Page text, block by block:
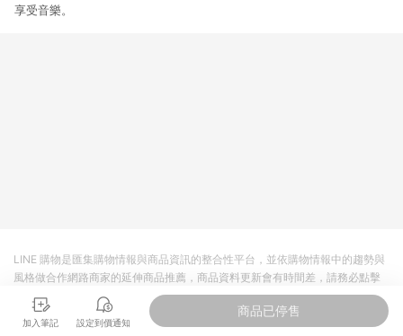
享受音樂。
加入筆記 設定到價通知
商品已停售
LINE 購物是匯集購物情報與商品資訊的整合性平台，並依購物情報中的趨勢與
風格做合作網路商家的延伸商品推薦，商品資料更新會有時間差，請務必點擊
商品至各合作網路商家，確認現售價與購物條件，一切資訊以合作廠商網頁為
準。